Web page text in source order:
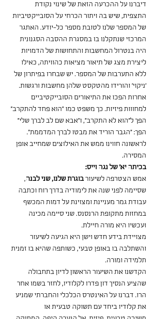
דיברנו על ההכרעה הזאת של שינוי נקודת
התצפית, שיש בה ויתור הכרחי על הסובייקטיביות
של המספר שלנו לטובת מספר כל-יודע. האתגר
המרכזי שנתקלנו בו במסגרת ההסבה הסגנונית
היה בנטרול המחשבות והתחושות של הדמויות
ליצירת מצג של תיאור מציאות כהוויתה, כאילו
ללא התערבות של המספר. יש שבחרו בפיתרון של
'ניקוי' והורידו מהטקסט שלהן מחשבות ורגשות.
אחרות הפכו את התיאורים הסובייקטיביים
למחווות פיזיות. כך משפט כמו "הוא פחד להתקרב"
הפך ל"הוא לא התקרב", ו"אבא שם לב לברך שלי"
הפך: "הגבר הוריד את מבטו לברך המדממת".
לראשונה חווינו ממש את האילוצים שמחייב אופן
המסירה.
בכיתה יא' של נגה וייס:
אמש הצטרפה לשיעור בוגרת שלנו, שני לבנה,
שסיימה לפני שנה את לימודיה בדרך רוח וכתבה
עבודת גמר מעניינת ומצוינת על דמות המכשף
במחזות מתקופת הרנסנס. שני סיימה מכינה
ועכשיו היא מורה חיילת.
מצויידת בידע חדש וישן היא הגיעה לשיעור
והשתלבה בו באופן טבעי, כשותפה שהיא בו זמנית
תלמידה ומורה.
הקדשנו את השיעור הראשון לדיון בתחבולה
שהציע הנסיך דון פדרו לקלודיו, לחזר בשמו אחר
הרו. דברנו על האינטרס הכלכלי והחברתי שמניע
את קלודיו ביחד עם תשוקה טבעית או